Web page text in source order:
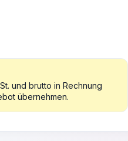
und brutto in Rechnung
übernehmen.